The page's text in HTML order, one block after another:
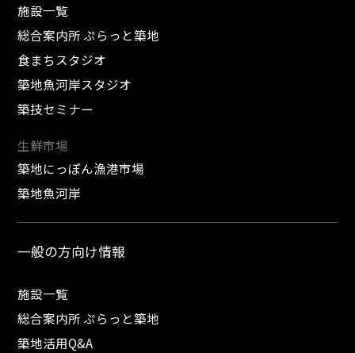
施設一覧
総合案内所 ぷらっと築地
食まちスタジオ
築地魚河岸スタジオ
築技セミナー
生鮮市場
築地にっぽん漁港市場
築地魚河岸
一般の方向け情報
施設一覧
総合案内所 ぷらっと築地
築地活用Q&A